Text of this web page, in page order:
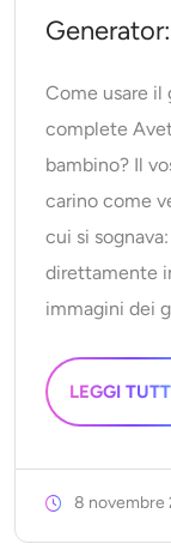
Come usare il
complete
bambino? Il
carino come
cui si
direttamente
immagini dei
LEGGI
8 novembre